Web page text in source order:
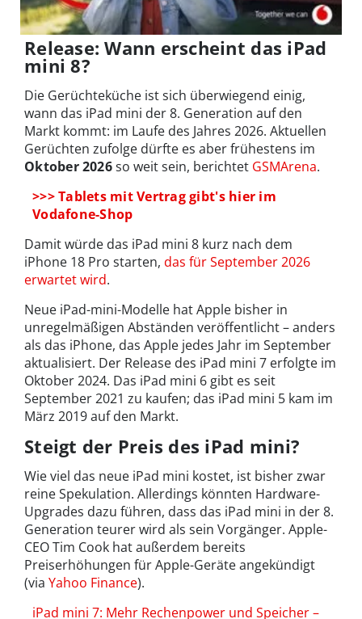
Release: Wann erscheint das iPad
mini 8?
Die Gerüchteküche ist sich überwiegend einig,
wann das iPad mini der 8. Generation auf den
Markt kommt: im Laufe des Jahres 2026. Aktuellen
Gerüchten zufolge dürfte es aber frühestens im
Oktober2026so weit sein, berichtet GSMArena.
>>> Tablets mit Vertrag gibt's hier im
Vodafone-Shop
Damit würde das iPad mini 8 kurz nach dem
iPhone 18 Pro starten, das für September 2026
erwartet wird.
Neue iPad-mini-Modelle hat Apple bisher in
unregelmäßigen Abständen veröffentlicht – anders
als das iPhone, das Apple jedes Jahr im September
aktualisiert. Der Release des iPad mini 7 erfolgte im
Oktober 2024. Das iPad mini 6 gibt es seit
September 2021 zu kaufen; das iPad mini 5 kam im
März 2019 auf den Markt.
Steigt der Preis des iPad mini?
Wie viel das neue iPad mini kostet, ist bisher zwar
reine Spekulation. Allerdings könnten Hardware-
Upgrades dazu führen, dass das iPad mini in der 8.
Generation teurer wird als sein Vorgänger. Apple-
CEO Tim Cook hat außerdem bereits
Preiserhöhungen für Apple-Geräte angekündigt
(via Yahoo Finance).
iPad mini 7: Mehr Rechenpower und Speicher –